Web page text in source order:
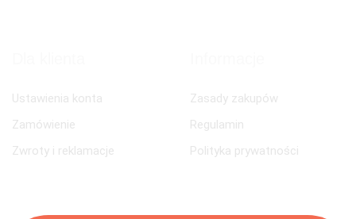
Ustawienia konta
Zamówienie
Zwroty i reklamacje
Zasady zakupów
Regulamin
Polityka prywatności